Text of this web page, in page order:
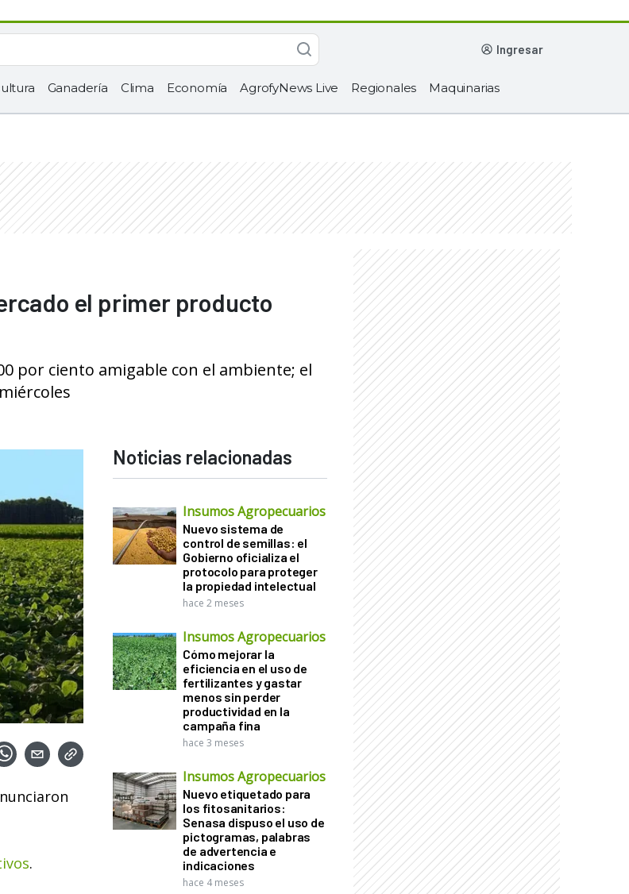
ingresar
Ganadería Clima Economía AgrofyNews Live Regionales Maquinarias
el primer producto
por ciento amigable con el ambiente; el
.
Noticias relacionadas
Insumos Agropecuarios
Nuevo sistema de
control de semillas: el
Gobierno oficializa el
protocolo para proteger
la propiedad intelectual
hace 2 meses
Insumos Agropecuarios
Cómo mejorar la
eficiencia en el uso de
fertilizantes y gastar
menos sin perder
productividad en la
campaña fina
hace 3 meses
Insumos Agropecuarios
Nuevo etiquetado para
los fitosanitarios:
Senasa dispuso el uso de
pictogramas, palabras
de advertencia e
indicaciones
hace 4 meses